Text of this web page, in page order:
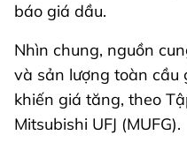
báo giá dầu.
Nhìn chung, nguồn
và sản lượng toàn
khiến giá tăng, theo
Mitsubishi UFJ (MUFG).